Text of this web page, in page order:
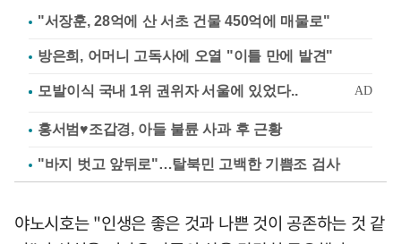
"서장훈, 28억에 산 서초 건물 450억에 매물로"
방은희, 어머니 고독사에 오열 "이틀 만에 발견"
홍서범♥조갑경, 아들 불륜 사과 후 근황
"바지 벗고 앞뒤로"…탈북민 고백한 기쁨조 검사
야노시호는 "인생은 좋은 것과 나쁜 것이 공존하는 것 같